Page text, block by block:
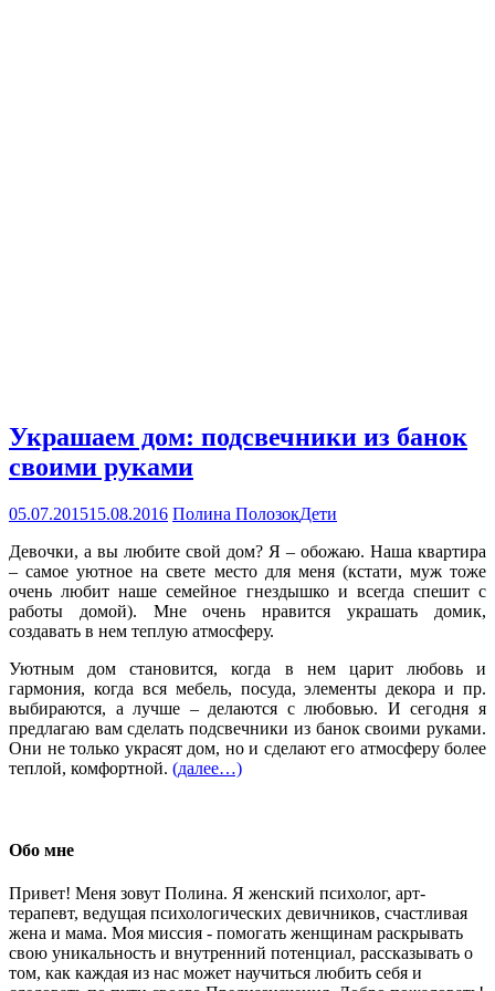
Украшаем дом: подсвечники из банок
своими руками
05.07.201515.08.2016 Полина ПолозокДети
Девочки, а вы любите свой дом? Я – обожаю. Наша квартира
– самое уютное на свете место для меня (кстати, муж тоже
очень любит наше семейное гнездышко и всегда спешит с
работы домой). Мне очень нравится украшать домик,
создавать в нем теплую атмосферу.
Уютным дом становится, когда в нем царит любовь и
гармония, когда вся мебель, посуда, элементы декора и пр.
выбираются, а лучше – делаются с любовью. И сегодня я
предлагаю вам сделать подсвечники из банок своими руками.
Они не только украсят дом, но и сделают его атмосферу более
теплой, комфортной. (далее…)
Обо мне
Привет! Меня зовут Полина. Я женский психолог, арт-
терапевт, ведущая психологических девичников, счастливая
жена и мама. Моя миссия - помогать женщинам раскрывать
свою уникальность и внутренний потенциал, рассказывать о
том, как каждая из нас может научиться любить себя и